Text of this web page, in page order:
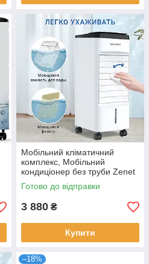
Мобільний кліматичний
комплекс, Мобільний
кондиціонер без труби Zenet
ZET-483
Готово до відправки
3 880 ₴
Купити
–18%